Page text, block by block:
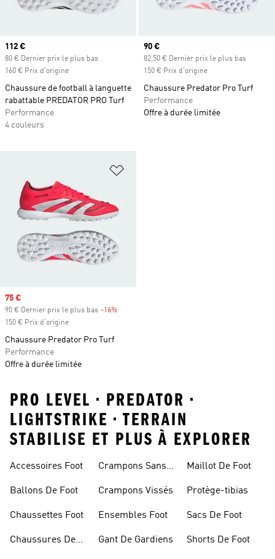
Prix actuel
112 €
80 € Dernier prix le plus bas
160 € Prix d'origine
Chaussure de football à languette
rabattable PREDATOR PRO Turf
Performance
4 couleurs
Prix actuel
90 €
82,50 € Dernier prix le plus bas
150 € Prix d'origine
Chaussure Predator Pro Turf
Performance
Offre à durée limitée
Prix soldé
75 €
90 € Dernier prix le plus bas -16%
150 € Prix d'origine
Chaussure Predator Pro Turf
Performance
Offre à durée limitée
PRO LEVEL • PREDATOR •
LIGHTSTRIKE • TERRAIN
STABILISE ET PLUS À EXPLORER
Accessoires Foot
Ballons De Foot
Chaussettes Foot
Chaussures De
Crampons Sans
Crampons Vissés
Ensembles Foot
Gant De Gardiens
Maillot De Foot
Protège-tibias
Sacs De Foot
Shorts De Foot